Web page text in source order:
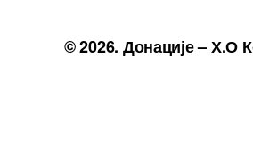
© 2026. Донације – Х.О